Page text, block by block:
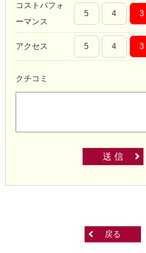
コストパフォ
ーマンス
5 4 3
アクセス 5 4 3
クチコミ
送 信
戻る